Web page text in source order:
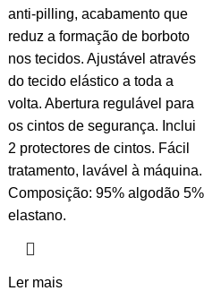
anti-pilling, acabamento que
reduz a formação de borboto
nos tecidos. Ajustável através
do tecido elástico a toda a
volta. Abertura regulável para
os cintos de segurança. Inclui
2 protectores de cintos. Fácil
tratamento, lavável à máquina.
Composição: 95% algodão 5%
elastano.
Ler mais